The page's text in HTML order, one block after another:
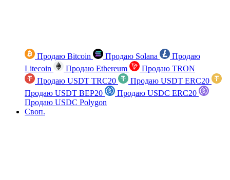
Продаю Bitcoin Продаю Solana
Продаю
Litecoin
Продаю Ethereum
Продаю TRON
Продаю USDT TRC20
Продаю USDT ERC20
Продаю USDT BEP20
Продаю USDC ERC20
Продаю USDC Polygon
Своп.